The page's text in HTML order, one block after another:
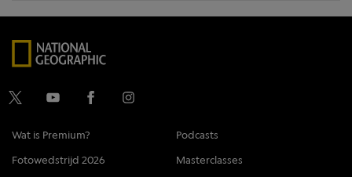
Wat is Premium?
Podcasts
Fotowedstrijd 2026
Masterclasses